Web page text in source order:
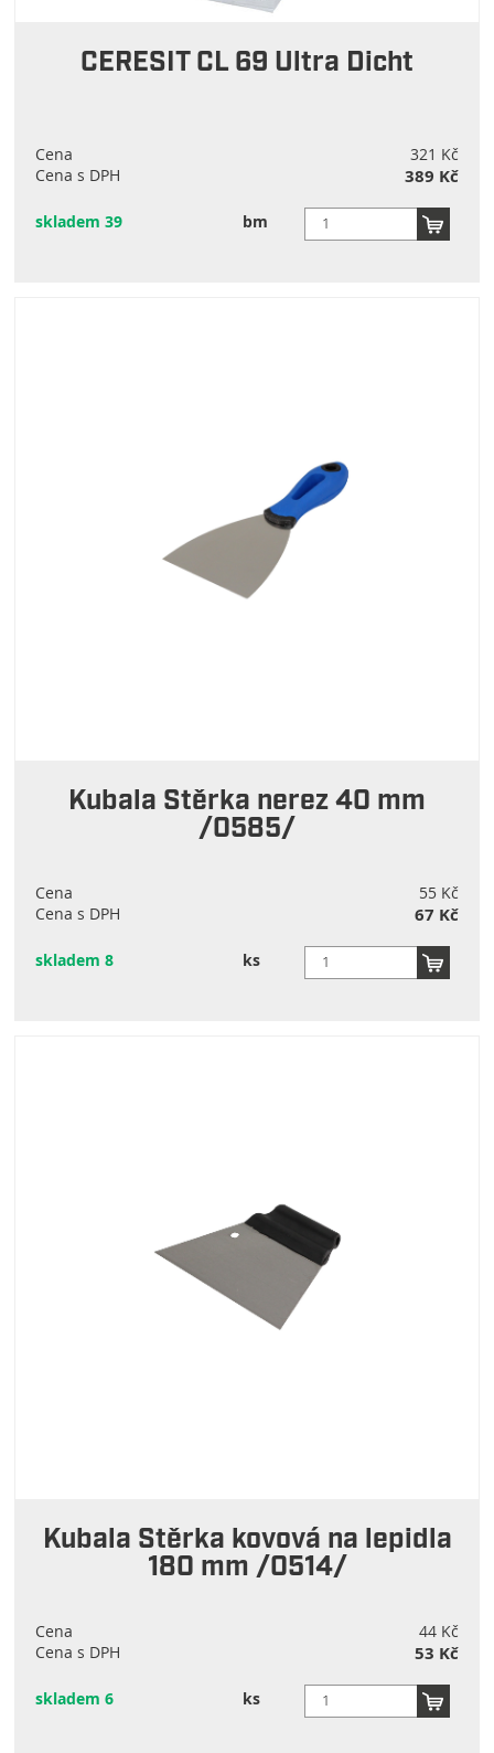
CERESIT CL 69 Ultra Dicht
Cena
321 Kč
Cena s DPH
389 Kč
skladem 39 bm
Kubala Stěrka nerez 40 mm
/0585/
Cena
55 Kč
Cena s DPH
67 Kč
skladem 8 ks
Kubala Stěrka kovová na lepidla
180 mm /0514/
Cena
44 Kč
Cena s DPH
53 Kč
skladem 6 ks